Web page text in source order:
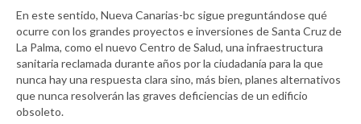
En este sentido, Nueva Canarias-bc sigue preguntándose qué
ocurre con los grandes proyectos e inversiones de Santa Cruz de
La Palma, como el nuevo Centro de Salud, una infraestructura
sanitaria reclamada durante años por la ciudadanía para la que
nunca hay una respuesta clara sino, más bien, planes alternativos
que nunca resolverán las graves deficiencias de un edificio
obsoleto.